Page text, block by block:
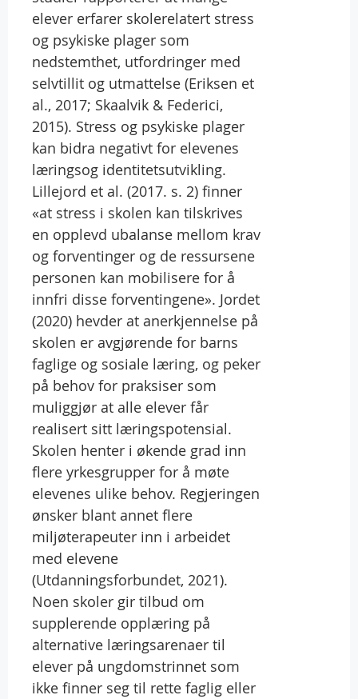
elever erfarer skolerelatert stress
og psykiske plager som
nedstemthet, utfordringer med
selvtillit og utmattelse (Eriksen et
al., 2017; Skaalvik & Federici,
2015). Stress og psykiske plager
kan bidra negativt for elevenes
læringsog identitetsutvikling.
Lillejord et al. (2017. s. 2) finner
«at stress i skolen kan tilskrives
en opplevd ubalanse mellom krav
og forventinger og de ressursene
personen kan mobilisere for å
innfri disse forventingene». Jordet
(2020) hevder at anerkjennelse på
skolen er avgjørende for barns
faglige og sosiale læring, og peker
på behov for praksiser som
muliggjør at alle elever får
realisert sitt læringspotensial.
Skolen henter i økende grad inn
flere yrkesgrupper for å møte
elevenes ulike behov. Regjeringen
ønsker blant annet flere
miljøterapeuter inn i arbeidet
med elevene
(Utdanningsforbundet, 2021).
Noen skoler gir tilbud om
supplerende opplæring på
alternative læringsarenaer til
elever på ungdomstrinnet som
ikke finner seg til rette faglig eller